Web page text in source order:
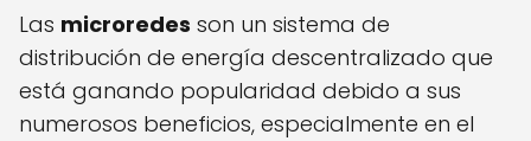
Las microredes son un sistema de
distribución de energía descentralizado que
está ganando popularidad debido a sus
numerosos beneficios, especialmente en el